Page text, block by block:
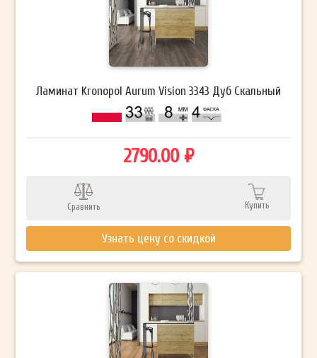
Ламинат Kronopol Aurum Vision 3343 Дуб Скальный
2790.00 ₽
Сравнить Купить
Узнать цену со скидкой